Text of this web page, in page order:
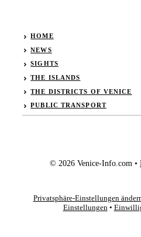
HOME
NEWS
SIGHTS
THE ISLANDS
THE DISTRICTS OF VENICE
PUBLIC TRANSPORT
© 2026 Venice-Info.com •
Privatsphäre-Einstellungen
Einstellungen •